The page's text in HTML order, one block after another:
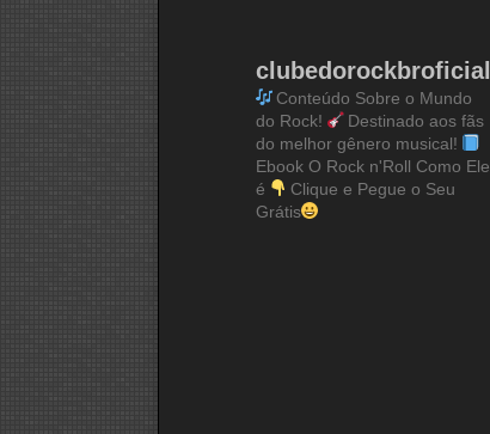
clubedorockbroficial
Conteúdo Sobre o Mundo
do Rock!
Destinado aos fãs
do melhor gênero musical!
Ebook O Rock n'Roll Como Ele
é
Clique e Pegue o Seu
Grátis